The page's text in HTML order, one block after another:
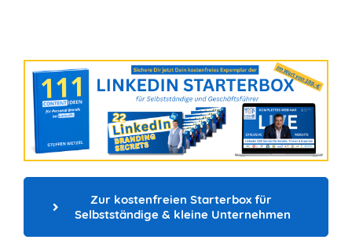
Zur kostenfreien Starterbox für
Selbstständige & kleine Unternehmen